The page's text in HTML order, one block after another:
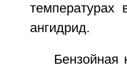
ангидрид.
Бензойная